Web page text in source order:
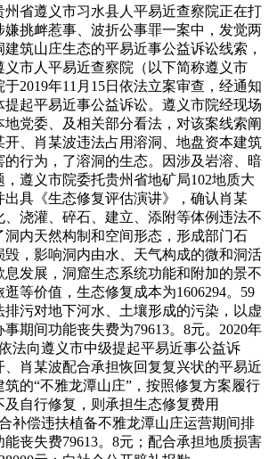
省遵义市习水县人平易近查察院正在打
嫌挑衅惹事、波折公事罪一案中，发觉两
筑山庄生态的平易近事公益诉讼线索，
义市人平易近查察院（以下简称遵义市
2019年11月15日依法立案审查，经通知
起平易近事公益诉讼。遵义市院经现场
党委、及相关部分看法，对该案线索阐
开、肖某波违法占用溶洞、地盘资本建筑
的行为，了溶洞的生态。因涉及岩溶、暗
遵义市院委托贵州省地矿局102地质大
出具《生态修复评估演讲》，确认肖某
浇灌、碎石、建立、添附等体例违法不
洞内天然构制和空间形态，形成部门石
毁，影响洞内由水、天气构成的微和洞活
发展，洞窟生态系统功能和附加的景不
等价值，生态修复成本为1606294。59
排污对地下河水、土壤形成的污染，以虚
期间功能丧失费为79613。8元。2020年
法向遵义市中级提起平易近事公益诉
肖某波配合承担恢回复复兴状的平易近
的“不雅龙潭山庄”，按照修复方案履行
自行修复，则承担生态修复费用
补偿违扶植备不雅龙潭山庄运营期间排
丧失费79613。8元；配合承担地质损害